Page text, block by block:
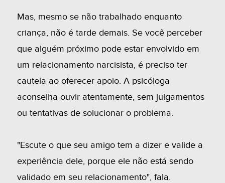
Mas, mesmo se não trabalhado enquanto
criança, não é tarde demais. Se você perceber
que alguém próximo pode estar envolvido em
um relacionamento narcisista, é preciso ter
cautela ao oferecer apoio. A psicóloga
aconselha ouvir atentamente, sem julgamentos
ou tentativas de solucionar o problema.
"Escute o que seu amigo tem a dizer e valide a
experiência dele, porque ele não está sendo
validado em seu relacionamento", fala.